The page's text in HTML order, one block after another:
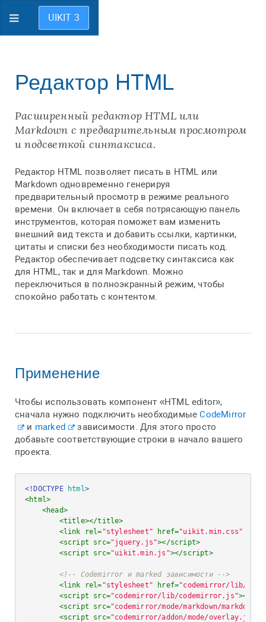
UIKIT 3
Редактор HTML
Расширенный редактор HTML или
Markdown с предварительным просмотром
и подсветкой синтаксиса.
Редактор HTML позволяет писать в HTML или
Markdown одновременно генерируя
предварительный просмотр в режиме реального
времени. Он включает в себя потрясающую панель
инструментов, которая поможет вам изменить
внешний вид текста и добавить ссылки, картинки,
цитаты и списки без необходимости писать код.
Редактор обеспечивает подсветку синтаксиса как
для HTML, так и для Markdown. Можно
переключиться в полноэкранный режим, чтобы
спокойно работать с контентом.
Применение
Чтобы использовать компонент «HTML editor»,
сначала нужно подключить необходимыеCodeMirror
и marked
зависимости. Для этого просто
добавьте соответствующие строки в начало вашего
проекта.
<!DOCTYPE html>
<html>
<head>
<title></title>
<link rel= "stylesheet" href="uikit.min.css"
<script src="jquery.js"></script>
<script src="uikit.min.js"></script>
<!-- Codemirror и marked зависимости -->
<link rel= "stylesheet" href="codemirror/lib/
<script src="codemirror/lib/codemirror.js"></
<script src="codemirror/mode/markdown/
<script src="codemirror/addon/mode/overlay.js"